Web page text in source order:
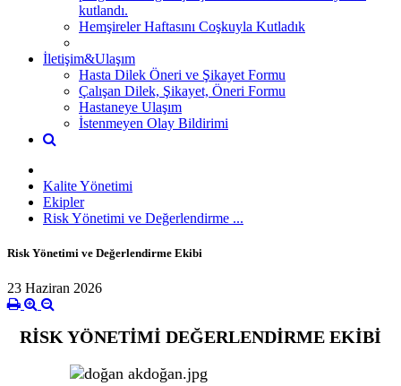
kutlandı.
Hemşireler Haftasını Coşkuyla Kutladık
İletişim&Ulaşım
Hasta Dilek Öneri ve Şikayet Formu
Çalışan Dilek, Şikayet, Öneri Formu
Hastaneye Ulaşım
İstenmeyen Olay Bildirimi
Kalite Yönetimi
Ekipler
Risk Yönetimi ve Değerlendirme ...
Risk Yönetimi ve Değerlendirme Ekibi
23 Haziran 2026
RİSK YÖNETİMİ DEĞERLENDİRME EKİBİ